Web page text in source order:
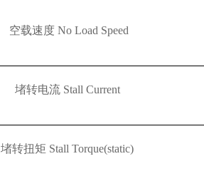
空载速度 No Load Speed
堵转电流 Stall Current
堵转扭矩 Stall Torque(static)